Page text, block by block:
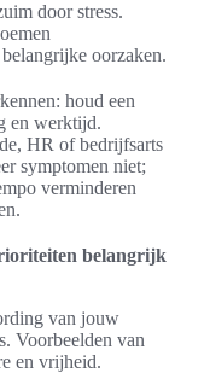
door stress.
oorzaken.
houd een
en werktijd.
HR of bedrijfsarts
symptomen niet;
verminderen
belangrijk
van jouw
Voorbeelden van
en vrijheid.